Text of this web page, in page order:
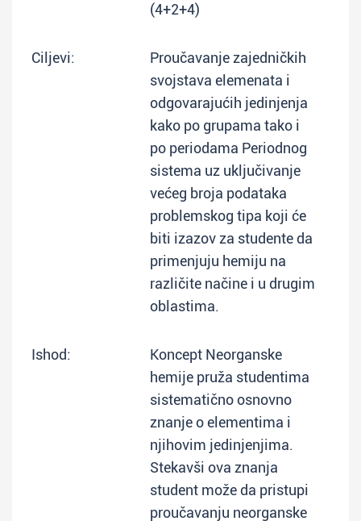
(4+2+4)
Ciljevi:
Proučavanje zajedničkih
svojstava elemenata i
odgovarajućih jedinjenja
kako po grupama tako i
po periodama Periodnog
sistema uz uključivanje
većeg broja podataka
problemskog tipa koji će
biti izazov za studente da
primenjuju hemiju na
različite načine i u drugim
oblastima.
Ishod:
Koncept Neorganske
hemije pruža studentima
sistematično osnovno
znanje o elementima i
njihovim jedinjenjima.
Stekavši ova znanja
student može da pristupi
proučavanju neorganske